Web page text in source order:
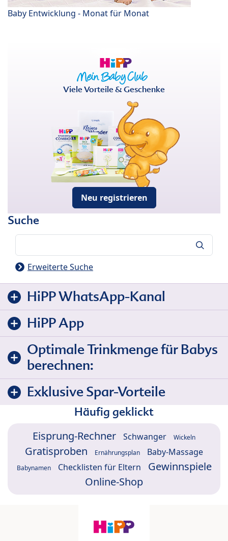
Baby Entwicklung - Monat für Monat
Viele Vorteile & Geschenke
Neu registrieren
Suche
Erweiterte Suche
HiPP WhatsApp-Kanal
HiPP App
Optimale Trinkmenge für Babys
berechnen:
Exklusive Spar-Vorteile
Häufig geklickt
Eisprung-Rechner Schwanger Wickeln
Gratisproben Ernährungsplan Baby-Massage
Babynamen Checklisten für Eltern
Gewinnspiele
Online-Shop